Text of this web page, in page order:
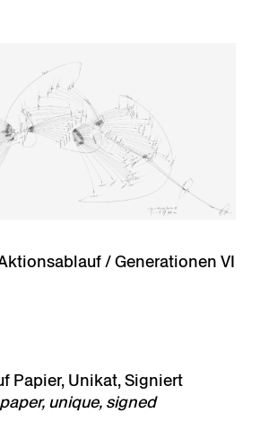
/ Generationen VI
Papier, Unikat, Signiert
unique, signed